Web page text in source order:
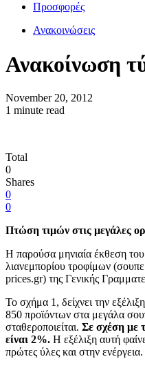
Προσφορές
Ανακοινώσεις
November 20, 2012
1 minute read
Total
0
Shares
0
0
Πτώση τιμών στις μεγάλες
Η παρούσα μηνιαία έκθεση
λιανεμπορίου τροφίμων
prices.gr) της Γενικής
Το σχήμα 1, δείχνει την
850 προϊόντων στα μεγάλα
σταθεροποιείται. Σε σχέση με
είναι 2%. Η εξέλιξη αυτή
πρώτες ύλες και στην ενέργεια.